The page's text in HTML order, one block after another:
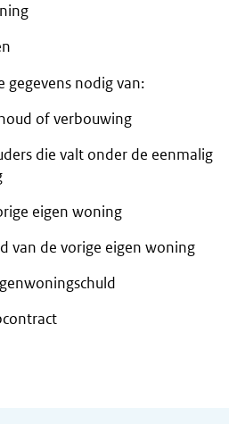
gegevens nodig van:
of verbouwing
die valt onder de eenmalig
eigen woning
van de vorige eigen woning